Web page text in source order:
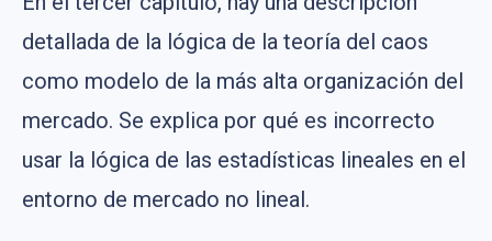
detallada de la lógica de la teoría del caos
como modelo de la más alta organización del
mercado. Se explica por qué es incorrecto
usar la lógica de las estadísticas lineales en el
entorno de mercado no lineal.